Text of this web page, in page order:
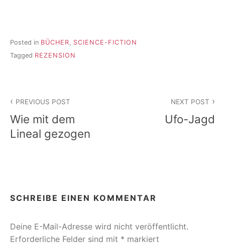
Posted in BÜCHER
SCIENCE-FICTION
Tagged REZENSION
PREVIOUS POST
Wie mit dem
Lineal gezogen
NEXT POST
Ufo-Jagd
SCHREIBE EINEN KOMMENTAR
Deine E-Mail-Adresse wird nicht veröffentlicht.
Erforderliche Felder sind mit * markiert